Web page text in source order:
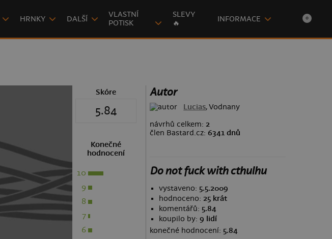
HRNKY DALŠÍ
VLASTNÍ
POTISK
SLEVY
🔥
INFORMACE 0
Skóre
5.84
Konečné
hodnocení
10
9
8
7
6
Autor
Lucias, Vodnany
návrhů celkem: 2
člen Bastard.cz: 6341 dnů
Do not fuck with cthulhu
vystaveno: 5.5.2009
hodnoceno: 25 krát
komentářů: 5.84
koupilo by: 9 lidí
konečné hodnocení: 5.84